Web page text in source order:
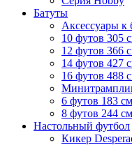
Батуты
Аксессуары к
10 футов 305
12 футов 366
14 футов 427
16 футов 488
6 футов 183 см
8 футов 244 см
Настольный футбол
Кикер